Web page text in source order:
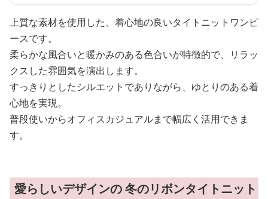
上質な素材を使用した、着心地の良いタイトニットワンピ
ースです。
柔らかな風合いと暖かみのある色合いが特徴的で、リラッ
クスした雰囲気を演出します。
すっきりとしたシルエットでありながら、ゆとりのある着
心地を実現。
普段使いからオフィスカジュアルまで幅広く活用できま
す。
愛らしいデザインの 冬のリボンタイトニット